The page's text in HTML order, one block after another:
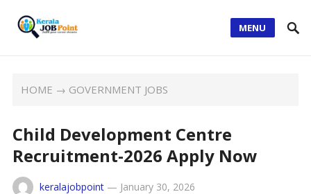
MENU
HOME → GOVERNMENT JOBS
Child Development Centre
Recruitment-2026 Apply Now
keralajobpoint— January 30, 2026